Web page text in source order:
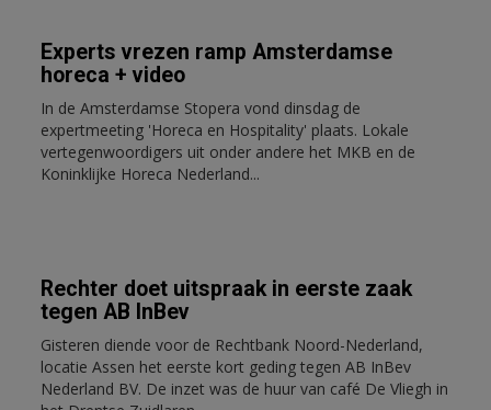
Experts vrezen ramp Amsterdamse
horeca + video
In de Amsterdamse Stopera vond dinsdag de
expertmeeting 'Horeca en Hospitality' plaats. Lokale
vertegenwoordigers uit onder andere het MKB en de
Koninklijke Horeca Nederland...
Rechter doet uitspraak in eerste zaak
tegen AB InBev
Gisteren diende voor de Rechtbank Noord-Nederland,
locatie Assen het eerste kort geding tegen AB InBev
Nederland BV. De inzet was de huur van café De Vliegh in